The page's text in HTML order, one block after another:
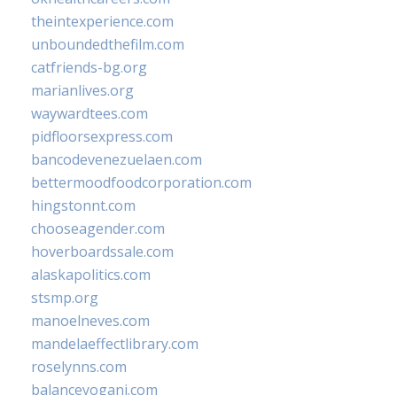
theintexperience.com
unboundedthefilm.com
catfriends-bg.org
marianlives.org
waywardtees.com
pidfloorsexpress.com
bancodevenezuelaen.com
bettermoodfoodcorporation.com
hingstonnt.com
chooseagender.com
hoverboardssale.com
alaskapolitics.com
stsmp.org
manoelneves.com
mandelaeffectlibrary.com
roselynns.com
balanceyoganj.com